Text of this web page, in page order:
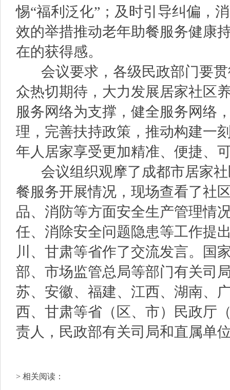
惕“福利泛化”；及时引导纠偏，
效的举措推动老年助餐服务健康
在的获得感。
会议要求，各级民政部门要贯
众热切期待，大力发展居家社区
服务网络为支撑，健全服务网络
理，完善扶持政策，推动构建一
年人居家享受更加精准、便捷、
会议组织观摩了成都市居家社
餐服务开展情况，现场查看了社
品、消防等方面安全生产管理情
任、消除安全问题隐患等工作提
川、甘肃等省作了交流发言。国
部、市场监管总局等部门有关司
苏、安徽、福建、江西、湖南、
西、甘肃等省（区、市）民政厅
责人，民政部有关司局和直属单
> 相关阅读：